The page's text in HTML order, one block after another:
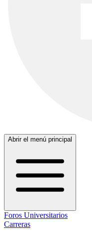
Abrir el menú principal
Foros Universitarios
Carreras